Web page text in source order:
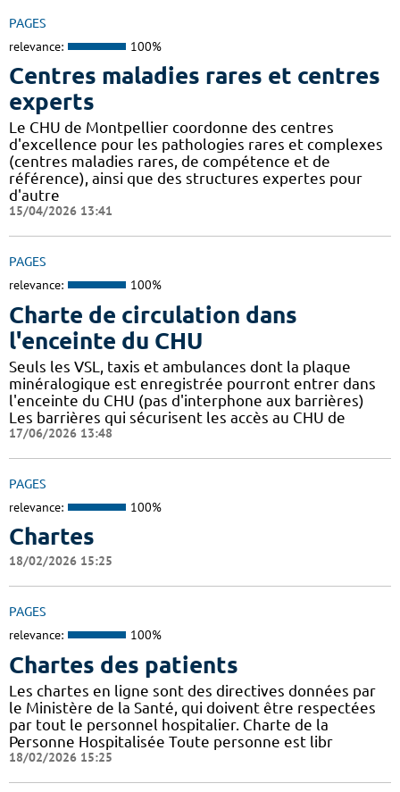
PAGES
relevance: 100%
Centres maladies rares et centres
experts
Le CHU de Montpellier coordonne des centres
d'excellence pour les pathologies rares et complexes
(centres maladies rares, de compétence et de
référence), ainsi que des structures expertes pour
d'autre
15/04/2026 13:41
PAGES
relevance: 100%
Charte de circulation dans
l'enceinte du CHU
Seuls les VSL, taxis et ambulances dont la plaque
minéralogique est enregistrée pourront entrer dans
l'enceinte du CHU (pas d'interphone aux barrières)
Les barrières qui sécurisent les accès au CHU de
17/06/2026 13:48
PAGES
relevance: 100%
Chartes
18/02/2026 15:25
PAGES
relevance: 100%
Chartes des patients
Les chartes en ligne sont des directives données par
le Ministère de la Santé, qui doivent être respectées
par tout le personnel hospitalier. Charte de la
Personne Hospitalisée Toute personne est libr
18/02/2026 15:25